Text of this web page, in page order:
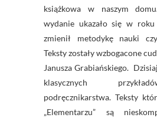
książkowa w naszym
wydanie ukazało się w
zmienił metodykę nauki
Teksty zostały wzbogacone
Janusza Grabiańskiego.
klasycznych
podręcznikarstwa. Teksty
„Elementarzu” są